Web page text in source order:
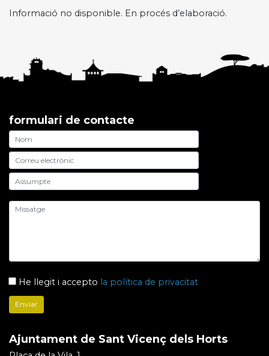
Informació no disponible. En procés d’elaboració.
formulari de contacte
He llegit i accepto la política de privacitat
Ajuntament de Sant Vicenç dels Horts